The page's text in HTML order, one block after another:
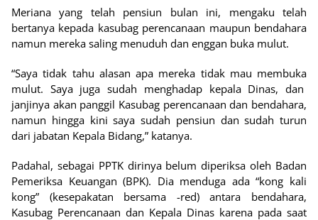
Meriana yang telah pensiun bulan ini, mengaku telah
bertanya kepada kasubag perencanaan maupun bendahara
namun mereka saling menuduh dan enggan buka mulut.
“Saya tidak tahu alasan apa mereka tidak mau membuka
mulut. Saya juga sudah menghadap kepala Dinas, dan
janjinya akan panggil Kasubag perencanaan dan bendahara,
namun hingga kini saya sudah pensiun dan sudah turun
dari jabatan Kepala Bidang,” katanya.
Padahal, sebagai PPTK dirinya belum diperiksa oleh Badan
Pemeriksa Keuangan (BPK). Dia menduga ada “kong kali
kong” (kesepakatan bersama -red) antara bendahara,
Kasubag Perencanaan dan Kepala Dinas karena pada saat